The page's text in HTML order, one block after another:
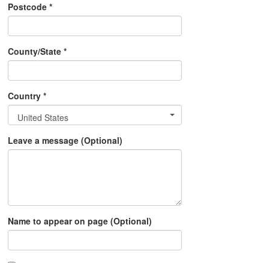
Postcode *
County/State *
Country *
United States
Leave a message (Optional)
Name to appear on page (Optional)